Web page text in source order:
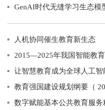
GenAI时代无缝学习生态模
人机协同催生教育新生态
2015—2025年我国智能教
让智慧教育成为全球人工
数字赋能基本公共教育服